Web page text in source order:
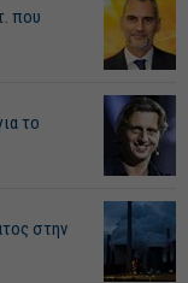
που
το
στην